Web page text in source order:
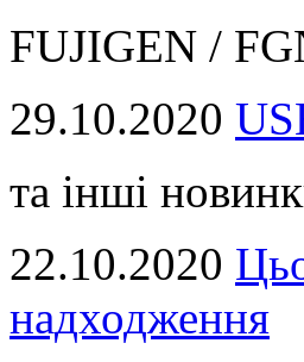
FUJIGEN /
29.10.2020
та інші
22.10.2020
надходження